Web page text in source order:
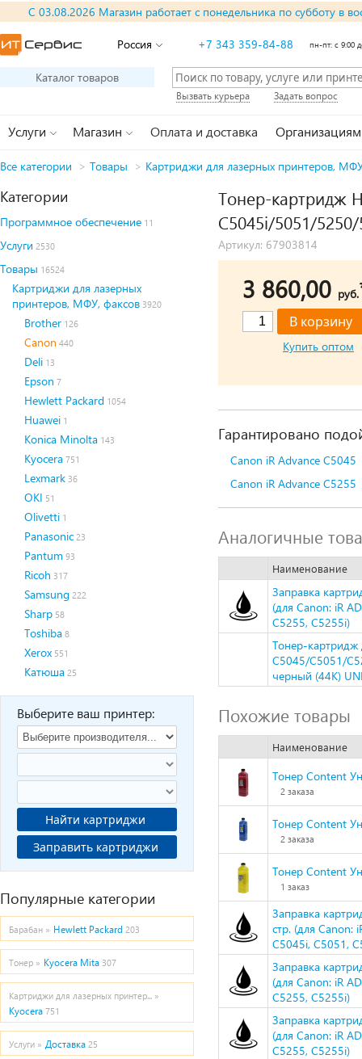
С 03.08.2026 Магазин работает с понедельника по субботу в
Россия +7 343 359-84-88 пн-пт: с 9:00
Каталог товаров
Вызвать курьера Задать вопрос
Услуги Магазин Оплата и доставка Организациям
Все категории > Товары > Картриджи для лазерных принтеров,
Категории
Программное обеспечение 11
Услуги 2530
Товары 16524
Картриджи для лазерных
принтеров, МФУ, факсов 3920
Brother 126
Canon 440
Deli 13
Epson 7
Hewlett Packard 1054
Huawei 1
Konica Minolta 143
Kyocera 751
Lexmark 36
OKI 51
Olivetti 1
Panasonic 23
Pantum 93
Ricoh 317
Samsung 222
Sharp 58
Toshiba 8
Xerox 551
Катюша 25
Выберите ваш принтер:
Найти картриджи
Заправить картриджи
Популярные категории
Барабан » Hewlett Packard 203
Тонер » Kyocera Mita 307
Картриджи для лазерных принтер... »
Kyocera 751
Услуги » Доставка 25
Тонер-картридж
C5045i/5051/
Артикул: 67903814
3 860,00 руб.
Купить оптом
Гарантировано
Canon iR Advance C5045
Canon iR Advance C5255
Аналогичные
Наименование
Заправка
(для Canon: iR
C5255, C5255i)
Тонер-картридж
C5045/C5051/
черный (44K)
Похожие товары
Наименование
Тонер Content
2 заказа
Тонер Content
2 заказа
Тонер Content
1 заказ
Заправка
стр. (для Canon:
C5045i, C5051,
Заправка
(для Canon: iR
C5255, C5255i)
Заправка
(для Canon: iR
C5255, C5255i)